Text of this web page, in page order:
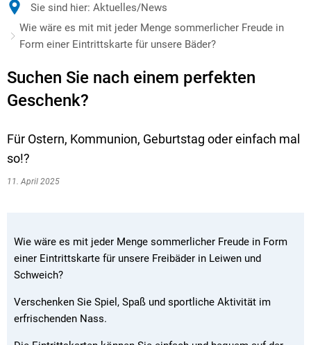
Sie sind hier: Aktuelles/News
Wie wäre es mit mit jeder Menge sommerlicher Freude in
Form einer Eintrittskarte für unsere Bäder?
Suchen Sie nach einem perfekten
Geschenk?
Für Ostern, Kommunion, Geburtstag oder einfach mal
so!?
11. April 2025
Wie wäre es mit jeder Menge sommerlicher Freude in Form
einer Eintrittskarte für unsere Freibäder in Leiwen und
Schweich?
Verschenken Sie Spiel, Spaß und sportliche Aktivität im
erfrischenden Nass.